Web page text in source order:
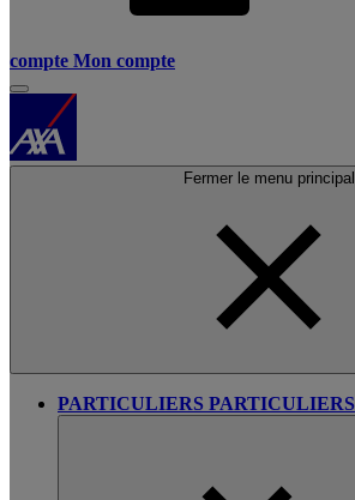
compte Mon compte
Fermer le menu principal
PARTICULIERS PARTICULIERS